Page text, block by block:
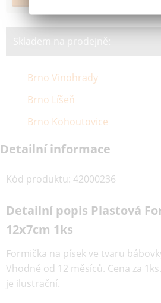
Skladem na prodejně:
Brno Vinohrady
Brno Líšeň
Brno Kohoutovice
Detailní informace
Kód produktu: 42000236
Detailní popis Plastová
12x7cm 1ks
Formička na písek ve tvaru
Vhodné od 12 měsíců. Cena za
je ilustrační.